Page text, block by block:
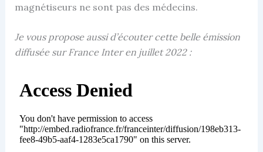
magnétiseurs ne sont pas des médecins.
Je vous propose aussi d’écouter cette belle émission
diffusée sur France Inter en juillet 2022 :